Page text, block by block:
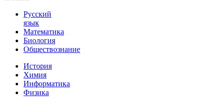
Русский
язык
Математика
Биология
Обществознание
История
Химия
Информатика
Физика